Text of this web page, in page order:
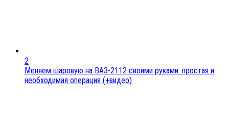
2
Меняем шаровую на ВАЗ-2112 своими руками: простая и
необходимая операция (+видео)